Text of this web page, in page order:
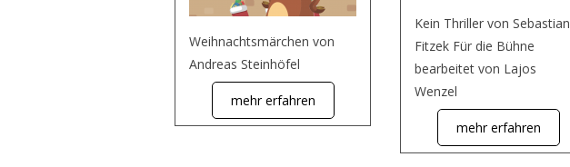
Weihnachtsmärchen von
Andreas Steinhöfel
mehr erfahren
Kein Thriller von Sebastian
Fitzek Für die Bühne
bearbeitet von Lajos
Wenzel
mehr erfahren